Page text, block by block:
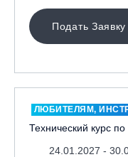
Подать Заявку
ЛЮБИТЕЛЯМ,
Технический курс
24.01.2027 -